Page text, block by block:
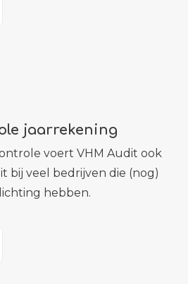
jaarrekening
voert VHM Audit ook
bij veel bedrijven die (nog)
hebben.